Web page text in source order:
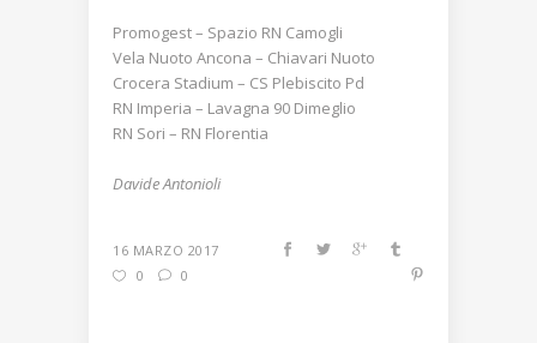
Promogest – Spazio RN Camogli
Vela Nuoto Ancona – Chiavari Nuoto
Crocera Stadium – CS Plebiscito Pd
RN Imperia – Lavagna 90 Dimeglio
RN Sori – RN Florentia
Davide Antonioli
16 MARZO 2017
0
0